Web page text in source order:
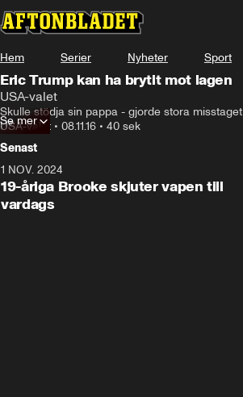
Hem Serier Nyheter Sport
Eric Trump kan ha brytit mot lagen
USA-valet
Skulle stödja sin pappa - gjorde stora misstaget
USA-valet • 08.11.16 • 40 sek
Se mer
Senast
1 NOV. 2024
19-åriga Brooke skjuter vapen till
vardags